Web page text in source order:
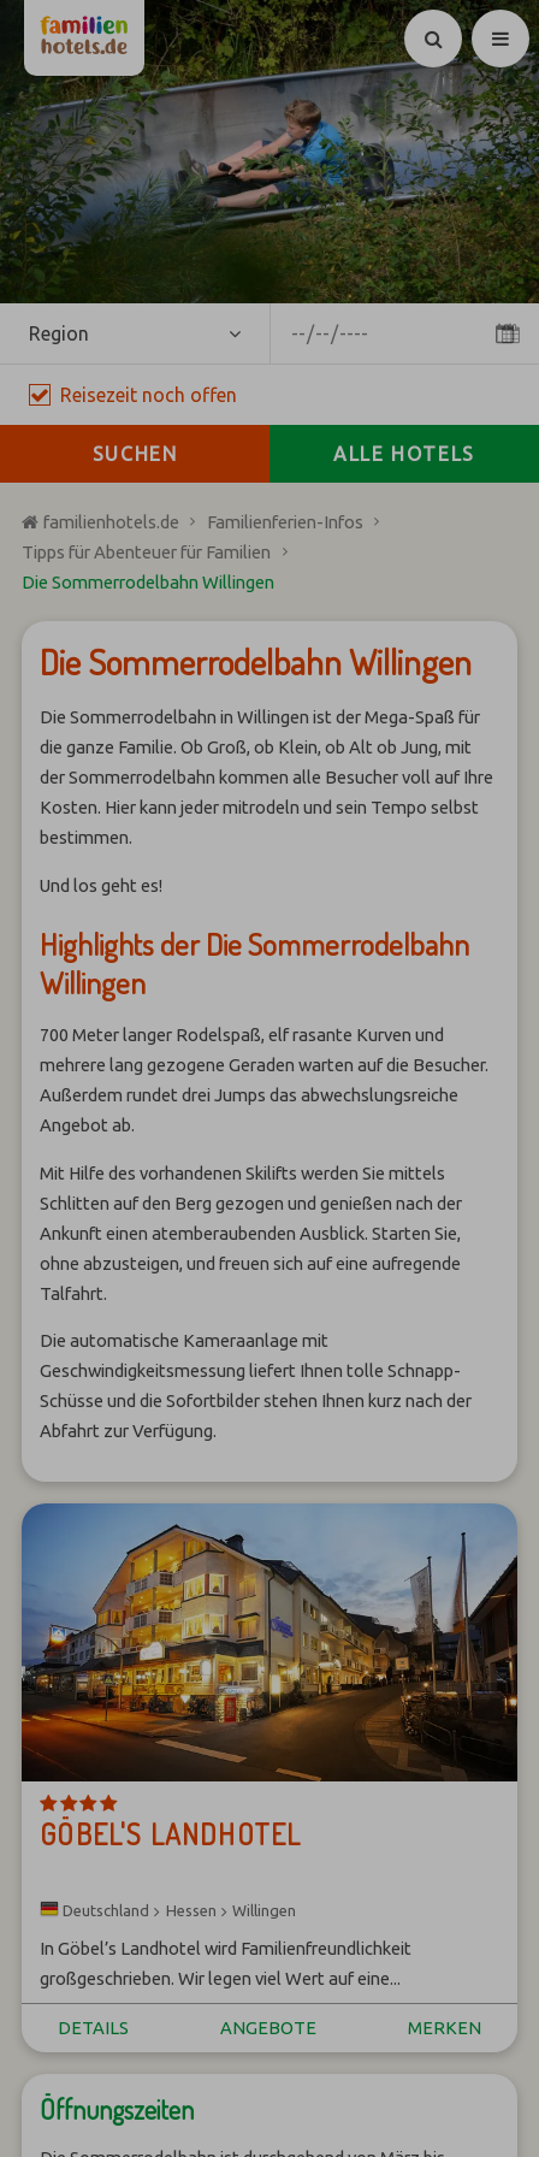
Suchen
Region
Reisezeit noch offen
SUCHEN ALLE HOTELS
familienhotels.de
Familienferien-Infos
Tipps für Abenteuer für Familien
Die Sommerrodelbahn Willingen
Die Sommerrodelbahn Willingen
Die Sommerrodelbahn in Willingen ist der Mega-Spaß für
die ganze Familie. Ob Groß, ob Klein, ob Alt ob Jung, mit
der Sommerrodelbahn kommen alle Besucher voll auf Ihre
Kosten. Hier kann jeder mitrodeln und sein Tempo selbst
bestimmen.
Und los geht es!
Highlights der Die Sommerrodelbahn
Willingen
700 Meter langer Rodelspaß, elf rasante Kurven und
mehrere lang gezogene Geraden warten auf die Besucher.
Außerdem rundet drei Jumps das abwechslungsreiche
Angebot ab.
Mit Hilfe des vorhandenen Skilifts werden Sie mittels
Schlitten auf den Berg gezogen und genießen nach der
Ankunft einen atemberaubenden Ausblick. Starten Sie,
ohne abzusteigen, und freuen sich auf eine aufregende
Talfahrt.
Die automatische Kameraanlage mit
Geschwindigkeitsmessung liefert Ihnen tolle Schnapp-
Schüsse und die Sofortbilder stehen Ihnen kurz nach der
Abfahrt zur Verfügung.
GÖBEL'S LANDHOTEL
Deutschland Hessen Willingen
In Göbel’s Landhotel wird Familienfreundlichkeit
großgeschrieben. Wir legen viel Wert auf eine...
DETAILS ANGEBOTE MERKEN
Öffnungszeiten